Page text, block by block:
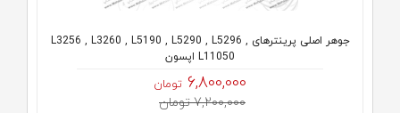
جوهر اصلی پرینترهای L3256 , L3260 , L5190 , L5290 , L5296 ,
L11050 اپسون
6,800,000 تومان
7,200,000 تومان